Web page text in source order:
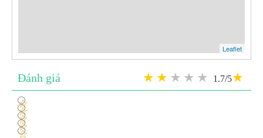
Leaflet
Đánh giá 1.7/5
1
2
3
4
5